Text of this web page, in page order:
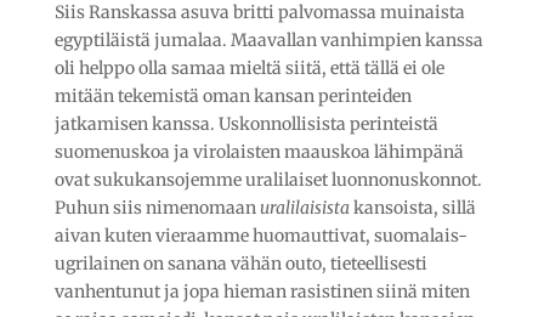
Siis Ranskassa asuva britti palvomassa muinaista
egyptiläistä jumalaa. Maavallan vanhimpien kanssa
oli helppo olla samaa mieltä siitä, että tällä ei ole
mitään tekemistä oman kansan perinteiden
jatkamisen kanssa. Uskonnollisista perinteistä
suomenuskoa ja virolaisten maauskoa lähimpänä
ovat sukukansojemme uralilaiset luonnonuskonnot.
Puhun siis nimenomaan uralilaisistakansoista, sillä
aivan kuten vieraamme huomauttivat, suomalais-
ugrilainen on sanana vähän outo, tieteellisesti
vanhentunut ja jopa hieman rasistinen siinä miten